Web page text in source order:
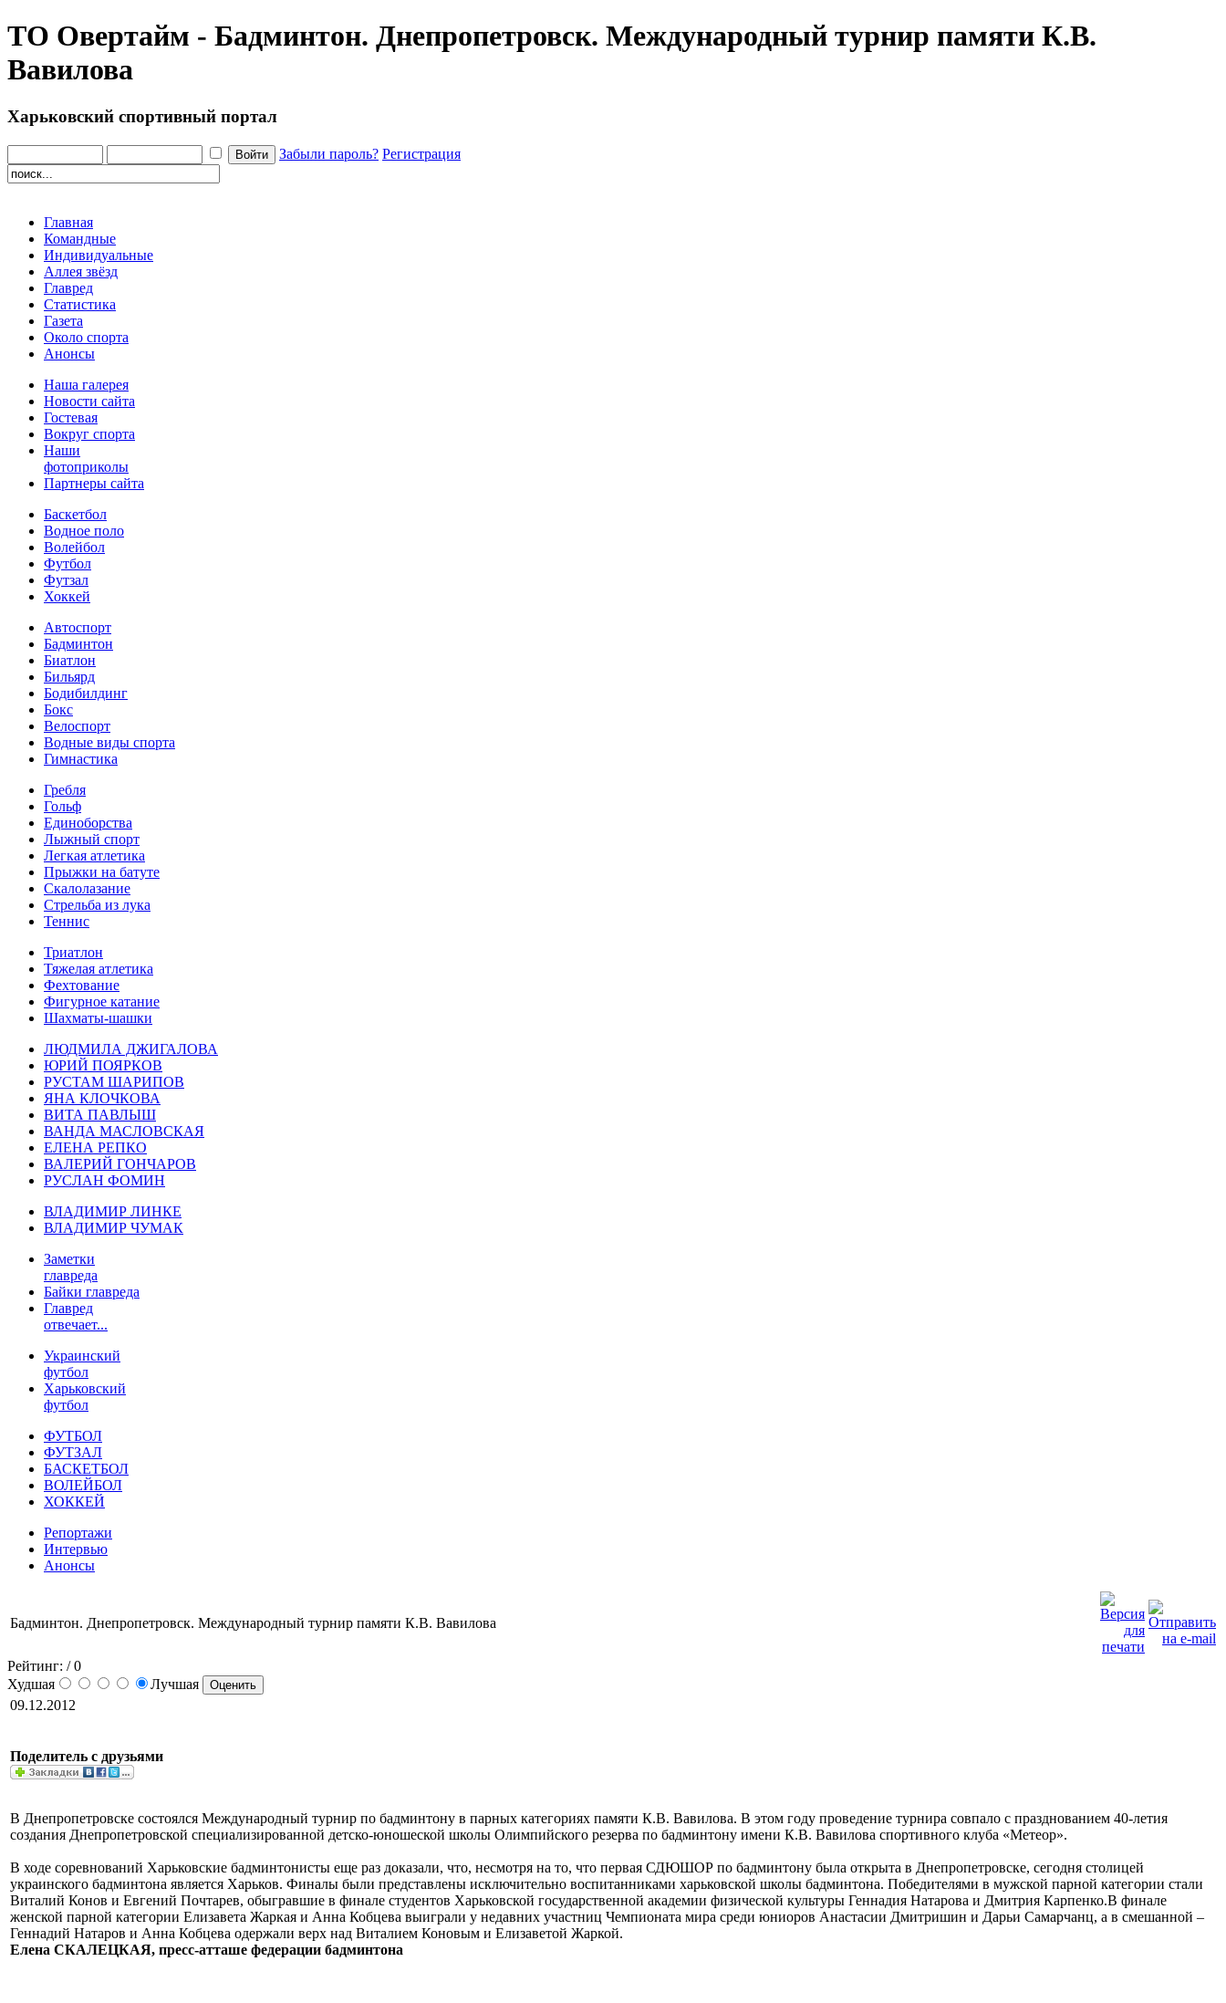
ТО Овертайм - Бадминтон. Днепропетровск. Международный турнир памяти К.В.
Вавилова
Харьковский спортивный портал
Забыли пароль? Регистрация
Главная
Командные
Индивидуальные
Аллея звёзд
Главред
Статистика
Газета
Около спорта
Анонсы
Наша галерея
Новости сайта
Гостевая
Вокруг спорта
Наши
фотоприколы
Партнеры сайта
Баскетбол
Водное поло
Волейбол
Футбол
Футзал
Хоккей
Автоспорт
Бадминтон
Биатлон
Бильярд
Бодибилдинг
Бокс
Велоспорт
Водные виды спорта
Гимнастика
Гребля
Гольф
Единоборства
Лыжный спорт
Легкая атлетика
Прыжки на батуте
Скалолазание
Стрельба из лука
Теннис
Триатлон
Тяжелая атлетика
Фехтование
Фигурное катание
Шахматы-шашки
ЛЮДМИЛА ДЖИГАЛОВА
ЮРИЙ ПОЯРКОВ
РУСТАМ ШАРИПОВ
ЯНА КЛОЧКОВА
ВИТА ПАВЛЫШ
ВАНДА МАСЛОВСКАЯ
ЕЛЕНА РЕПКО
ВАЛЕРИЙ ГОНЧАРОВ
РУСЛАН ФОМИН
ВЛАДИМИР ЛИНКЕ
ВЛАДИМИР ЧУМАК
Заметки
главреда
Байки главреда
Главред
отвечает...
Украинский
футбол
Харьковский
футбол
ФУТБОЛ
ФУТЗАЛ
БАСКЕТБОЛ
ВОЛЕЙБОЛ
ХОККЕЙ
Репортажи
Интервью
Анонсы
Бадминтон. Днепропетровск. Международный турнир памяти К.В. Вавилова
Рейтинг: / 0
Худшая
Лучшая
09.12.2012
Поделитель с друзьями
В Днепропетровске состоялся Международный турнир по бадминтону в парных категориях памяти К.В. Вавилова. В этом году проведение турнира совпало с празднованием 40-летия
создания Днепропетровской специализированной детско-юношеской школы Олимпийского резерва по бадминтону имени К.В. Вавилова спортивного клуба «Метеор».
В ходе соревнований Харьковские бадминтонисты еще раз доказали, что, несмотря на то, что первая СДЮШОР по бадминтону была открыта в Днепропетровске, сегодня столицей
украинского бадминтона является Харьков. Финалы были представлены исключительно воспитанниками харьковской школы бадминтона. Победителями в мужской парной категории стали
Виталий Конов и Евгений Почтарев, обыгравшие в финале студентов Харьковской государственной академии физической культуры Геннадия Натарова и Дмитрия Карпенко.В финале
женской парной категории Елизавета Жаркая и Анна Кобцева выиграли у недавних участниц Чемпионата мира среди юниоров Анастасии Дмитришин и Дарьи Самарчанц, а в смешанной –
Геннадий Натаров и Анна Кобцева одержали верх над Виталием Коновым и Елизаветой Жаркой.
Елена СКАЛЕЦКАЯ, пресс-атташе федерации бадминтона